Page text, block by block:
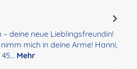
– deine neue Lieblingsfreundin!
mich in deine Arme! Hanni,
Mehr